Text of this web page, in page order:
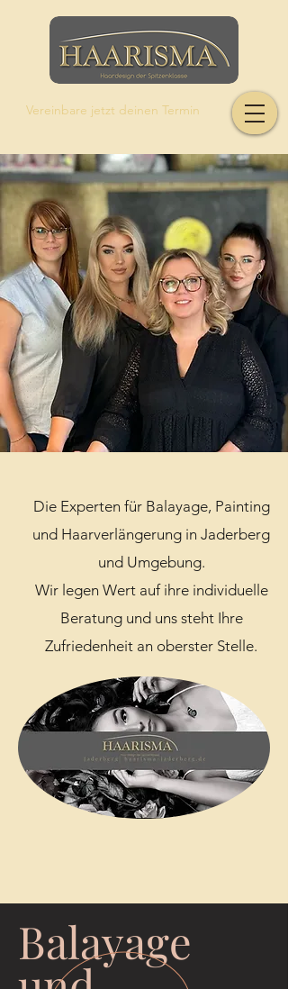
Vereinbare jetzt deinen Termin
Die Experten für Balayage, Painting
und Haarverlängerung in Jaderberg
und Umgebung.
Wir legen Wert auf ihre individuelle
Beratung und uns steht Ihre
Zufriedenheit an oberster Stelle.
Balayage